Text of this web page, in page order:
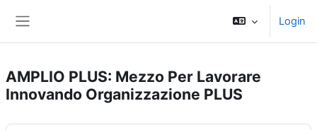
Login
AMPLIO PLUS: Mezzo Per Lavorare
Innovando Organizzazione PLUS